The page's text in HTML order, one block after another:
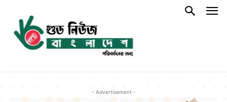
- Advertisement -